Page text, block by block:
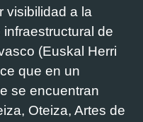
visibilidad a la
de
(Euskal Herri
que en un
se encuentran
Oteiza, Artes de